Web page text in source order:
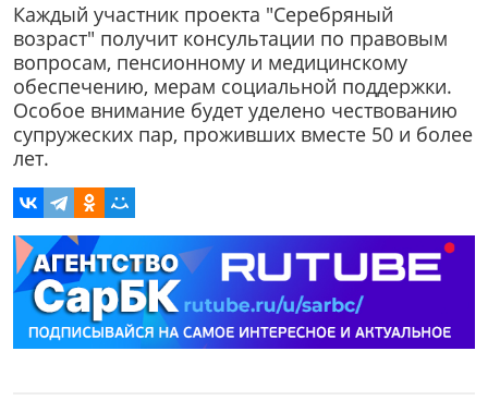
Каждый участник проекта "Серебряный
возраст" получит консультации по правовым
вопросам, пенсионному и медицинскому
обеспечению, мерам социальной поддержки.
Особое внимание будет уделено чествованию
супружеских пар, проживших вместе 50 и более
лет.